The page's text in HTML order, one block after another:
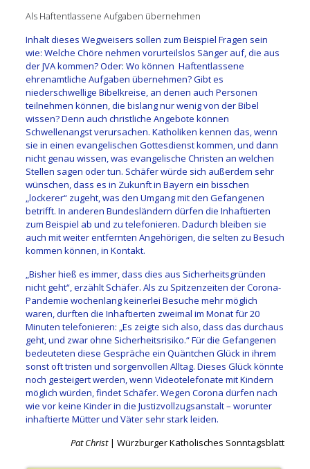
Als Haftentlassene Aufgaben übernehmen
Inhalt dieses Wegweisers sollen zum Beispiel Fragen sein
wie: Welche Chöre nehmen vorurteilslos Sänger auf, die aus
der JVA kommen? Oder: Wo können Haftentlassene
ehrenamtliche Aufgaben übernehmen? Gibt es
niederschwellige Bibelkreise, an denen auch Personen
teilnehmen können, die bislang nur wenig von der Bibel
wissen? Denn auch christliche Angebote können
Schwellenangst verursachen. Katholiken kennen das, wenn
sie in einen evangelischen Gottesdienst kommen, und dann
nicht genau wissen, was evangelische Christen an welchen
Stellen sagen oder tun. Schäfer würde sich außerdem sehr
wünschen, dass es in Zukunft in Bayern ein bisschen
„lockerer“ zugeht, was den Umgang mit den Gefangenen
betrifft. In anderen Bundesländern dürfen die Inhaftierten
zum Beispiel ab und zu telefonieren. Dadurch bleiben sie
auch mit weiter entfernten Angehörigen, die selten zu Besuch
kommen können, in Kontakt.
„Bisher hieß es immer, dass dies aus Sicherheitsgründen
nicht geht“, erzählt Schäfer. Als zu Spitzenzeiten der Corona-
Pandemie wochenlang keinerlei Besuche mehr möglich
waren, durften die Inhaftierten zweimal im Monat für 20
Minuten telefonieren: „Es zeigte sich also, dass das durchaus
geht, und zwar ohne Sicherheitsrisiko.“ Für die Gefangenen
bedeuteten diese Gespräche ein Quäntchen Glück in ihrem
sonst oft tristen und sorgenvollen Alltag. Dieses Glück könnte
noch gesteigert werden, wenn Videotelefonate mit Kindern
möglich würden, findet Schäfer. Wegen Corona dürfen nach
wie vor keine Kinder in die Justizvollzugsanstalt – worunter
inhaftierte Mütter und Väter sehr stark leiden.
Pat Christ| Würzburger Katholisches Sonntagsblatt